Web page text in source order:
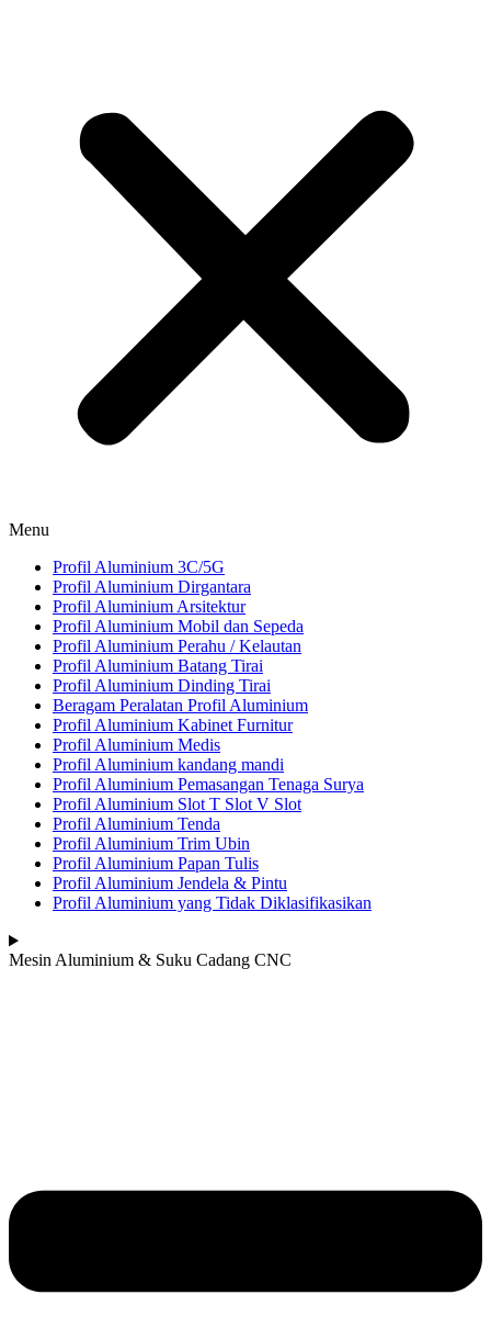
Menu
Profil Aluminium 3C/5G
Profil Aluminium Dirgantara
Profil Aluminium Arsitektur
Profil Aluminium Mobil dan Sepeda
Profil Aluminium Perahu / Kelautan
Profil Aluminium Batang Tirai
Profil Aluminium Dinding Tirai
Beragam Peralatan Profil Aluminium
Profil Aluminium Kabinet Furnitur
Profil Aluminium Medis
Profil Aluminium kandang mandi
Profil Aluminium Pemasangan Tenaga Surya
Profil Aluminium Slot T Slot V Slot
Profil Aluminium Tenda
Profil Aluminium Trim Ubin
Profil Aluminium Papan Tulis
Profil Aluminium Jendela & Pintu
Profil Aluminium yang Tidak Diklasifikasikan
Mesin Aluminium & Suku Cadang CNC